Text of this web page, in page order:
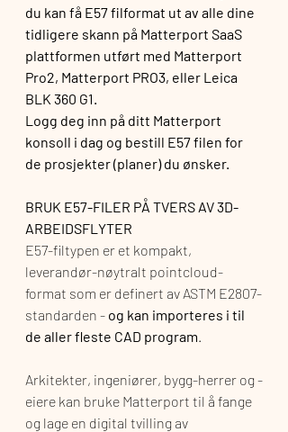
du kan få E57 filformat ut av alle dine
tidligere skann på Matterport SaaS
plattformen utført med Matterport
Pro2, Matterport PRO3, eller Leica
BLK 360 G1.
Logg deg inn på ditt Matterport
konsoll i dag og bestill E57 filen for
de prosjekter (planer) du ønsker.
BRUK E57-FILER PÅ TVERS AV 3D-
ARBEIDSFLYTER
E57-filtypen er et kompakt,
leverandør-nøytralt pointcloud-
format som er definert av ASTM E2807-
standarden - og kan importeres i til
de aller fleste CAD program.
Arkitekter, ingeniører, bygg-herrer og -
eiere kan bruke Matterport til å fange
og lage en digital tvilling av